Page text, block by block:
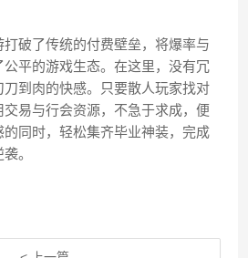
破了传统的付费壁垒，将爆率与
平的游戏生态。在这里，没有冗
到肉的快感。只要散人玩家找对
易与行会资源，不急于求成，便
同时，轻松集齐毕业神装，完成
。